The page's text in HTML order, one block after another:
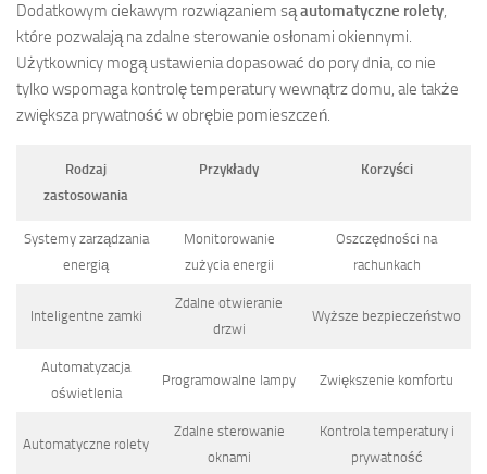
Dodatkowym ciekawym rozwiązaniem sąautomatyczne rolety,
które pozwalają na zdalne sterowanie osłonami okiennymi.
Użytkownicy mogą ustawienia dopasować do pory dnia, co nie
tylko wspomaga kontrolę temperatury wewnątrz domu, ale także
zwiększa prywatność w obrębie pomieszczeń.
Rodzaj
zastosowania
Przykłady Korzyści
Systemy zarządzania
energią
Monitorowanie
zużycia energii
Oszczędności na
rachunkach
Inteligentne zamki
Zdalne otwieranie
drzwi
Wyższe bezpieczeństwo
Automatyzacja
oświetlenia
Programowalne lampy Zwiększenie komfortu
Automatyczne rolety
Zdalne sterowanie
oknami
Kontrola temperatury i
prywatność